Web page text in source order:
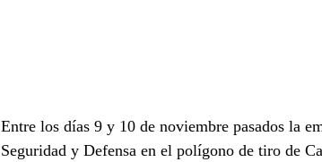
Entre los días 9 y 10 de noviembre pasados la
Seguridad y Defensa en el polígono de tiro de